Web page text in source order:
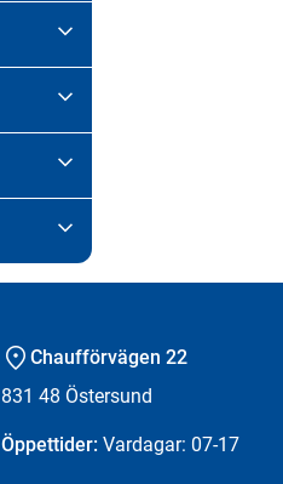
Chaufförvägen 22
831 48 Östersund
Öppettider: Vardagar: 07-17